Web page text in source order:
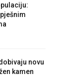
novu
kamen